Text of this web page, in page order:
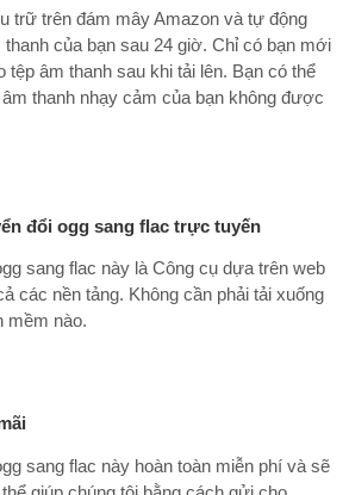
trữ trên đám mây Amazon và tự động
của bạn sau 24 giờ. Chỉ có bạn mới
tệp âm thanh sau khi tải lên. Bạn có thể
thanh nhạy cảm của bạn không được
đổi ogg sang flac trực tuyến
sang flac này là Công cụ dựa trên web
các nền tảng. Không cần phải tải xuống
mềm nào.
sang flac này hoàn toàn miễn phí và sẽ